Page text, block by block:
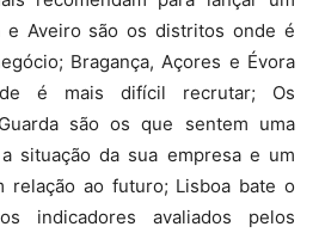
e Aveiro são os distritos onde é
Bragança, Açores e Évora
é mais difícil recrutar; Os
são os que sentem uma
situação da sua empresa e um
relação ao futuro; Lisboa bate o
indicadores avaliados pelos